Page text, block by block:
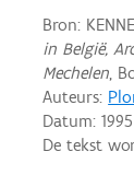
Bron:
in België,
Mechelen,
Auteurs:
Datum:1995
De tekst